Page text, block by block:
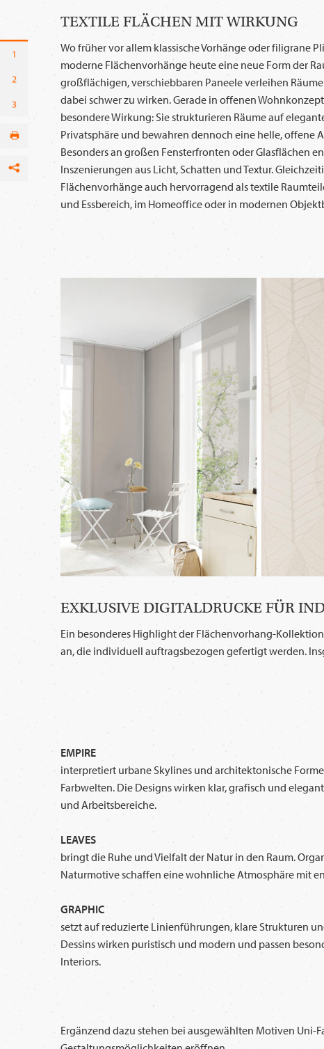
TEXTILE FLÄCHEN MIT WIRKUNG
Wo früher vor allem klassische Vorhänge oder filigrane
moderne Flächenvorhänge heute eine neue Form der
großflächigen, verschiebbaren Paneele verleihen
dabei schwer zu wirken. Gerade in offenen
besondere Wirkung: Sie strukturieren Räume auf
Privatsphäre und bewahren dennoch eine helle, offene
Besonders an großen Fensterfronten oder Glasflächen
Inszenierungen aus Licht, Schatten und Textur.
Flächenvorhänge auch hervorragend als textile
und Essbereich, im Homeoffice oder in modernen
EXKLUSIVE DIGITALDRUCKE FÜR
Ein besonderes Highlight der Flächenvorhang-
an, die individuell auftragsbezogen gefertigt werden.
EMPIRE
interpretiert urbane Skylines und architektonische
Farbwelten. Die Designs wirken klar, grafisch und
und Arbeitsbereiche.
LEAVES
bringt die Ruhe und Vielfalt der Natur in den Raum.
Naturmotive schaffen eine wohnliche Atmosphäre mit
GRAPHIC
setzt auf reduzierte Linienführungen, klare Strukturen
Dessins wirken puristisch und modern und passen
Interiors.
Ergänzend dazu stehen bei ausgewählten Motiven
per E-Mail